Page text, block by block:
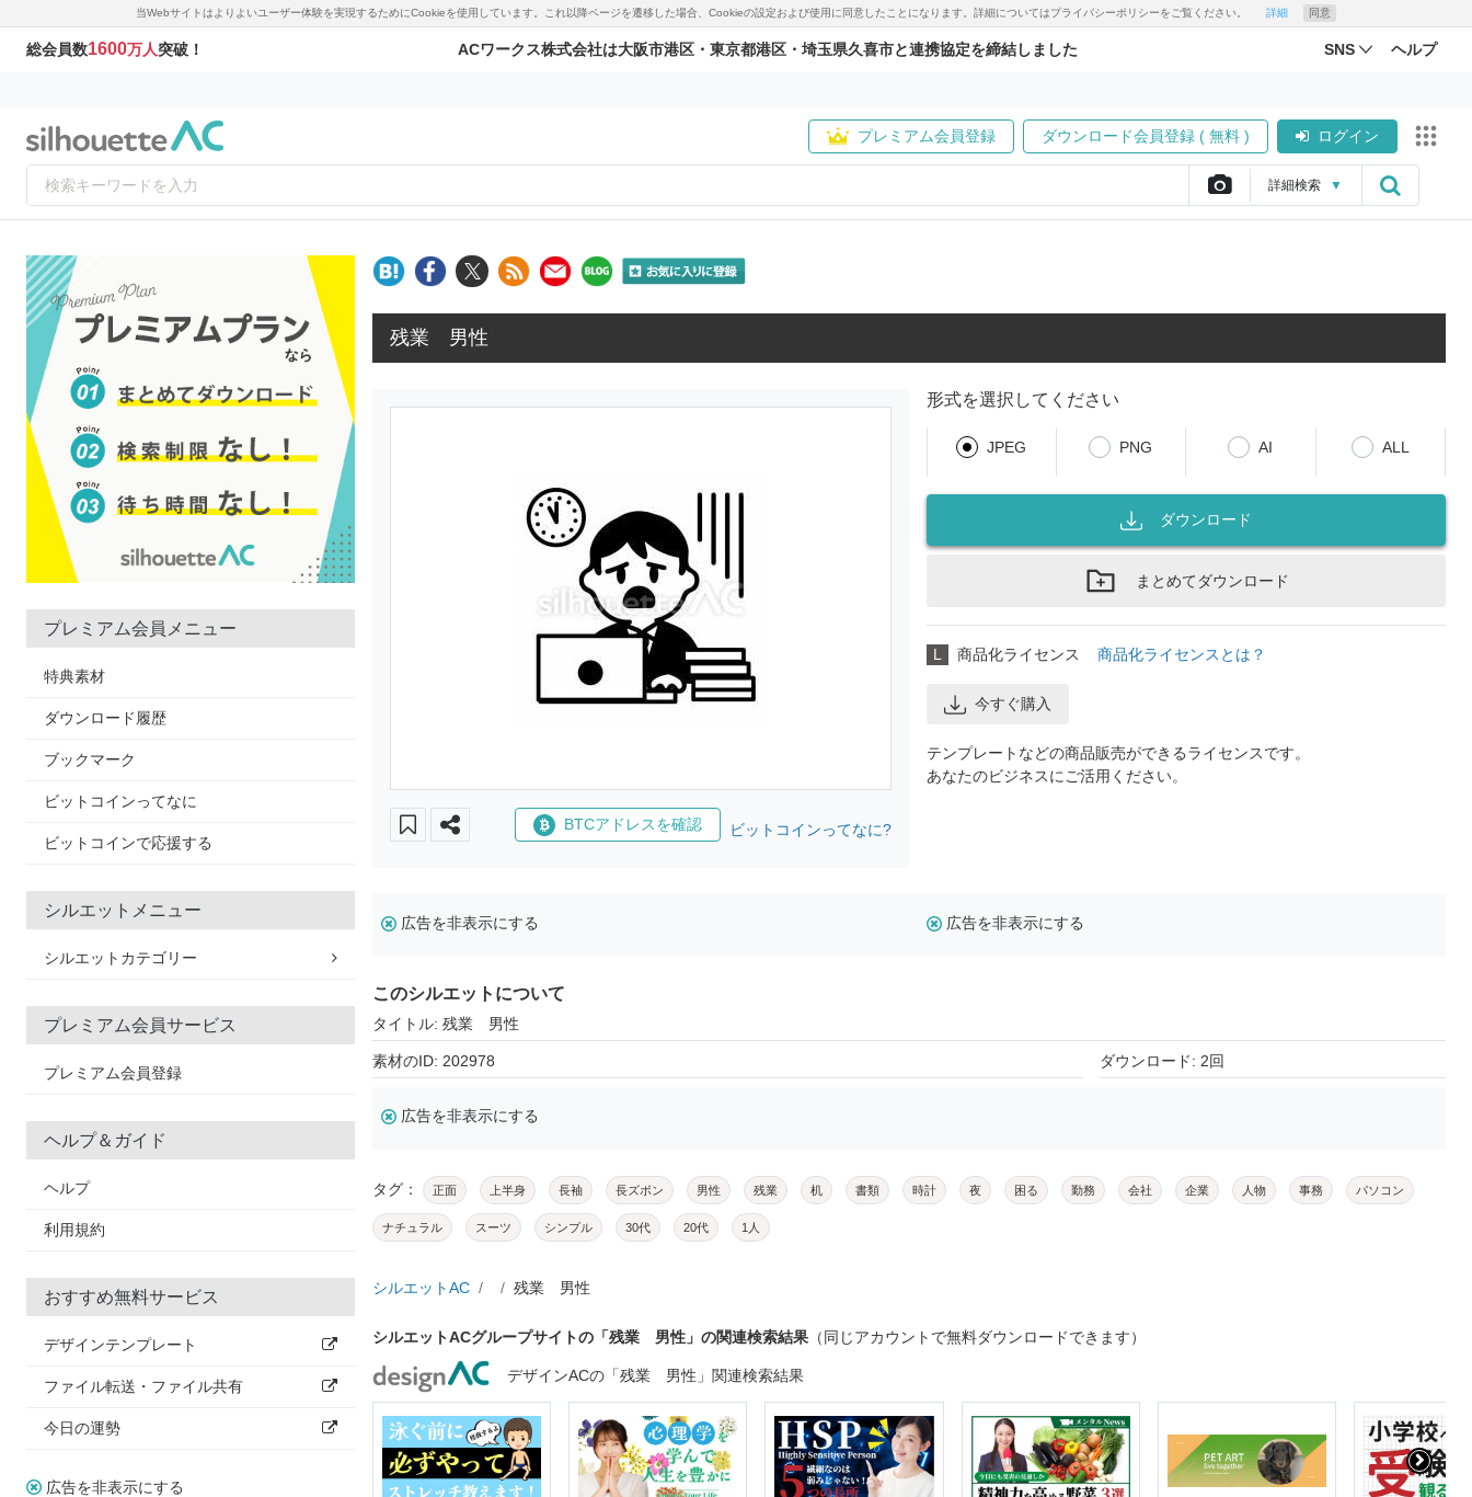
当Webサイトはよりよいユーザー体験を実現するためにCookieを使用しています。これ以降ページを遷移した場合、Cookieの設定および使用に同意したことになります。詳細についてはプライバシーポリシーをご覧ください。 詳細 同意
総会員数1600万人突破！ ACワークス株式会社は大阪市港区・東京都港区・埼玉県久喜市と連携協定を締結しました SNS ヘルプ
プレミアム会員登録 ダウンロード会員登録 ( 無料 ) ログイン
詳細検索 ▼
プレミアム会員メニュー
特典素材
ダウンロード履歴
ブックマーク
ビットコインってなに
ビットコインで応援する
シルエットメニュー
シルエットカテゴリー
プレミアム会員サービス
プレミアム会員登録
ヘルプ＆ガイド
ヘルプ
利用規約
おすすめ無料サービス
デザインテンプレート
ファイル転送・ファイル共有
今日の運勢
広告を非表示にする
残業 男性
BTCアドレスを確認 ビットコインってなに?
形式を選択してください
JPEG PNG AI ALL
ダウンロード
まとめてダウンロード
L 商品化ライセンス 商品化ライセンスとは？
今すぐ購入
テンプレートなどの商品販売ができるライセンスです。
あなたのビジネスにご活用ください。
広告を非表示にする 広告を非表示にする
このシルエットについて
タイトル: 残業 男性
素材のID: 202978 ダウンロード: 2回
広告を非表示にする
タグ： 正面 上半身 長袖 長ズボン 男性 残業 机 書類 時計 夜 困る 勤務 会社 企業 人物 事務 パソコン
ナチュラル スーツ シンプル 30代 20代 1人
シルエットAC 残業 男性
シルエットACグループサイトの「残業 男性」の関連検索結果 （同じアカウントで無料ダウンロードできます）
デザインACの「残業 男性」関連検索結果